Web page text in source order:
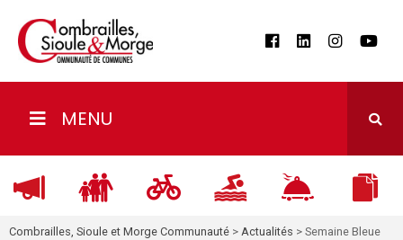
MENU
Combrailles, Sioule et Morge Communauté > Actualités > Semaine Bleue